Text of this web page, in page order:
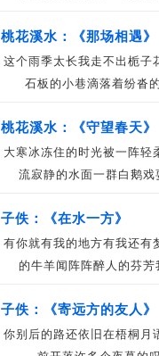
桃花溪水：《那场相遇》
这个雨季太长我走不出栀子
石板的小巷滴落着纷沓
桃花溪水：《守望春天》
大寒冰冻住的时光被一阵轻
流寂静的水面一群白鹅
子佚：《在水一方》
有你就有我的地方有我还有
的牛羊闻阵阵醉人的芬
子佚：《寄远方的友人》
你别后的路还依旧在梧桐月